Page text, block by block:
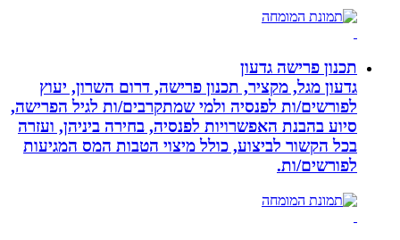
תכנון פרישה גדעון
גדעון מגל, מקציר, תכנון פרישה, דרום השרון, יעוץ
לפורשים/ות לפנסיה ולמי שמתקרבים/ות לגיל הפרישה,
סיוע בהבנת האפשרויות לפנסיה, בחירה ביניהן, ועזרה
בכל הקשור לביצוע, כולל מיצוי הטבות המס המגיעות
לפורשים/ות.